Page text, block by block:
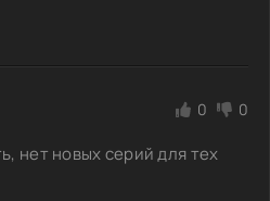
0 0
нет новых серий для тех